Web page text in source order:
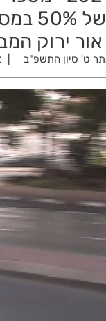
ירוק
ט' סיון התשפ"ב